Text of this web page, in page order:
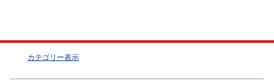
カテゴリー表示